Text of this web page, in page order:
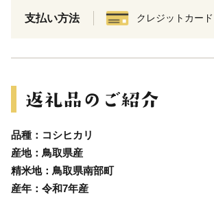
支払い方法 クレジットカード
品種：コシヒカリ
産地：鳥取県産
精米地：鳥取県南部町
産年：令和7年産